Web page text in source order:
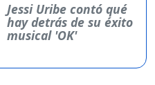
Jessi Uribe contó qué
hay detrás de su éxito
musical 'OK'